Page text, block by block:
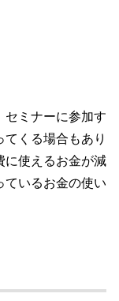
セミナーに参加す
くる場合もあり
に使えるお金が減
ているお金の使い